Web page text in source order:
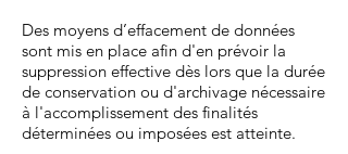
Des moyens d’effacement de données
sont mis en place afin d'en prévoir la
suppression effective dès lors que la durée
de conservation ou d'archivage nécessaire
à l'accomplissement des finalités
déterminées ou imposées est atteinte.